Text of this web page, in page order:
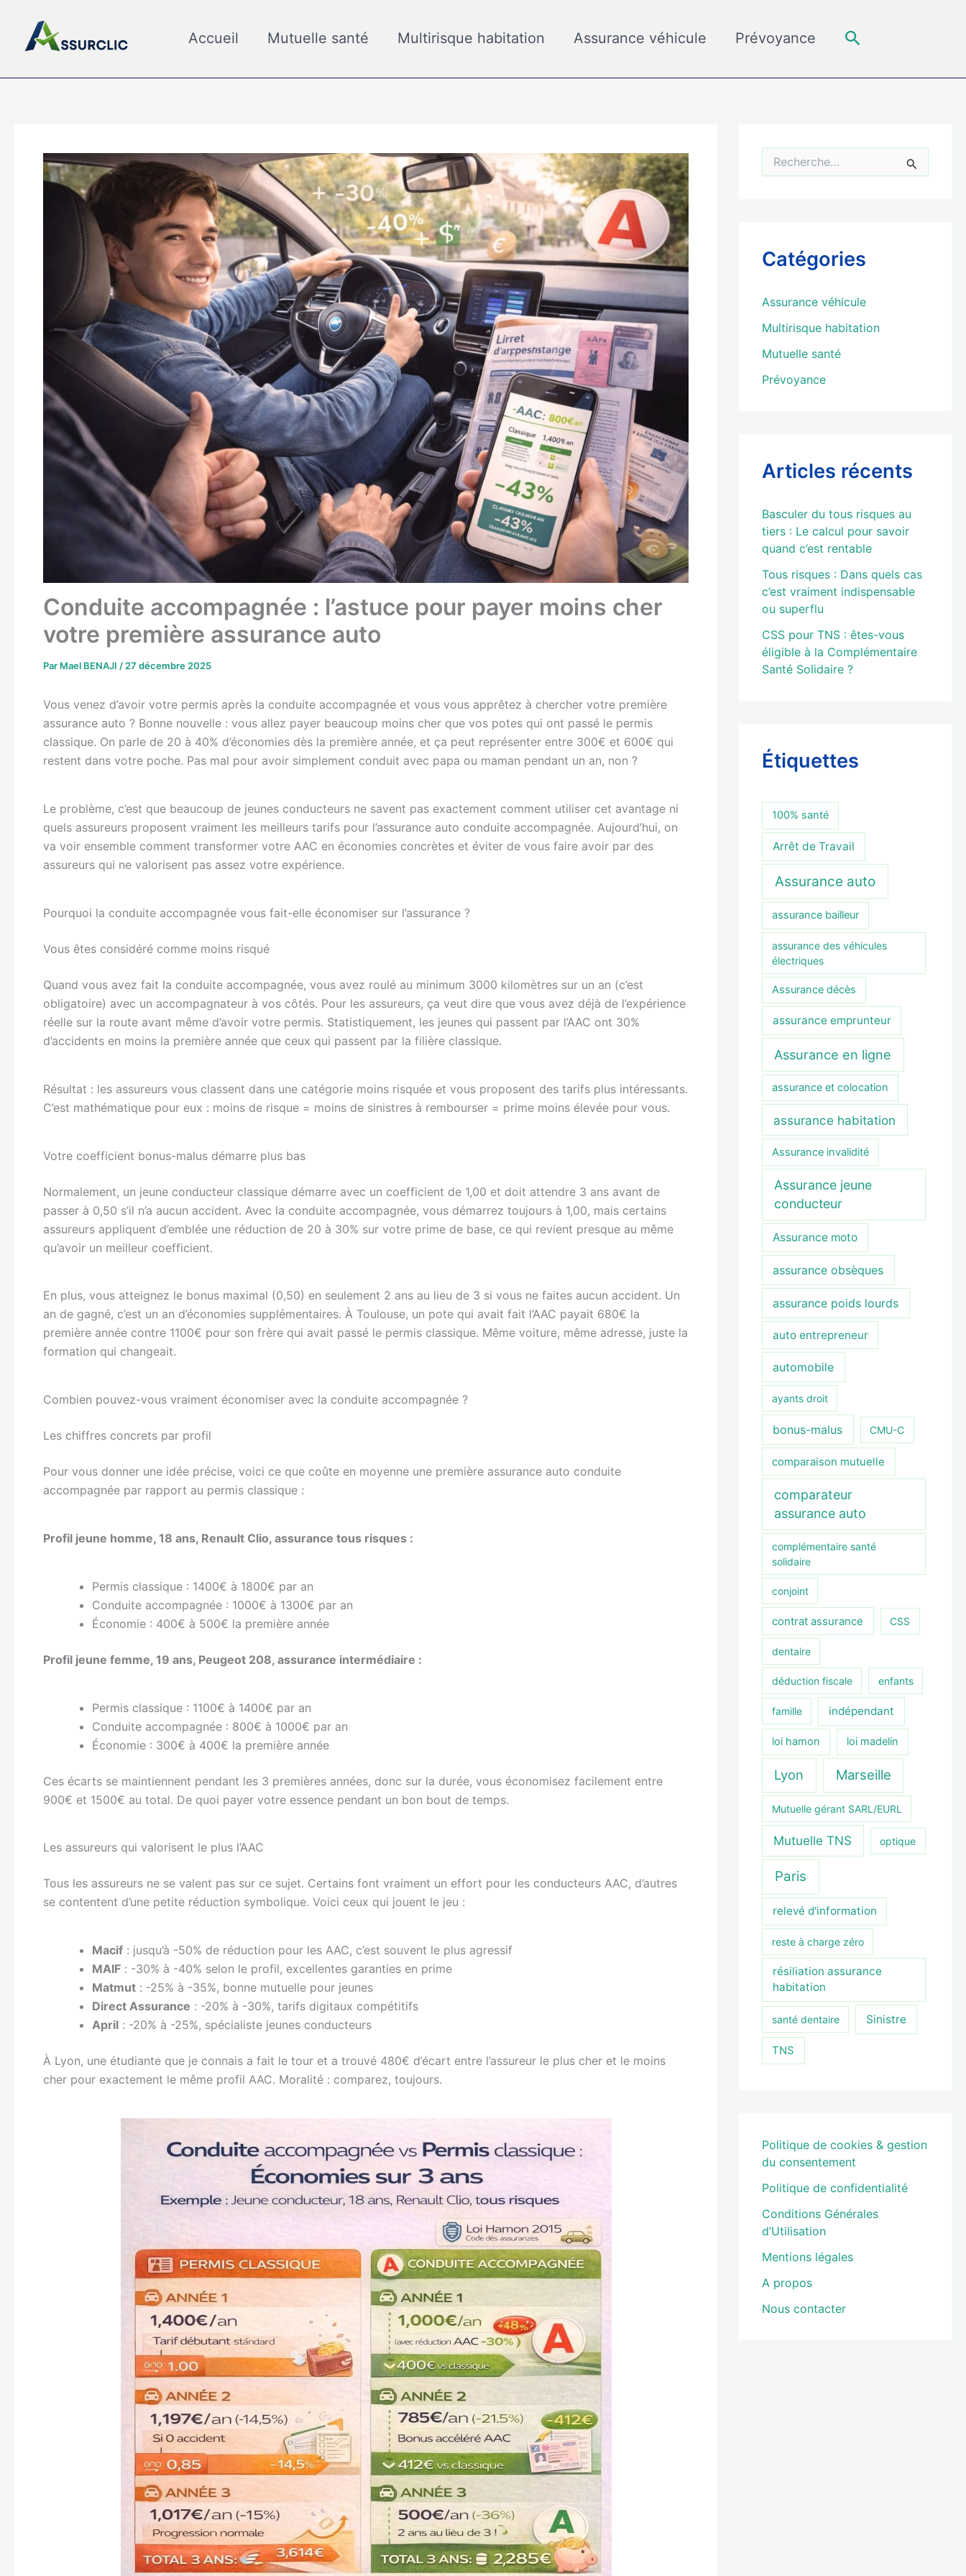
contenu
Accueil Mutuelle santé Multirisque habitation Assurance véhicule Prévoyance Rechercher
Conduite accompagnée : l’astuce pour payer moins cher
votre première assurance auto
Par Mael BENAJI /27 décembre 2025
Vous venez d’avoir votre permis après la conduite accompagnée et vous vous apprêtez à chercher votre première
assurance auto ? Bonne nouvelle : vous allez payer beaucoup moins cher que vos potes qui ont passé le permis
classique. On parle de 20 à 40% d’économies dès la première année, et ça peut représenter entre 300€ et 600€ qui
restent dans votre poche. Pas mal pour avoir simplement conduit avec papa ou maman pendant un an, non ?
Le problème, c’est que beaucoup de jeunes conducteurs ne savent pas exactement comment utiliser cet avantage ni
quels assureurs proposent vraiment les meilleurs tarifs pour l’assurance auto conduite accompagnée. Aujourd’hui, on
va voir ensemble comment transformer votre AAC en économies concrètes et éviter de vous faire avoir par des
assureurs qui ne valorisent pas assez votre expérience.
Pourquoi la conduite accompagnée vous fait-elle économiser sur l’assurance ?
Vous êtes considéré comme moins risqué
Quand vous avez fait la conduite accompagnée, vous avez roulé au minimum 3000 kilomètres sur un an (c’est
obligatoire) avec un accompagnateur à vos côtés. Pour les assureurs, ça veut dire que vous avez déjà de l’expérience
réelle sur la route avant même d’avoir votre permis. Statistiquement, les jeunes qui passent par l’AAC ont 30%
d’accidents en moins la première année que ceux qui passent par la filière classique.
Résultat : les assureurs vous classent dans une catégorie moins risquée et vous proposent des tarifs plus intéressants.
C’est mathématique pour eux : moins de risque = moins de sinistres à rembourser = prime moins élevée pour vous.
Votre coefficient bonus-malus démarre plus bas
Normalement, un jeune conducteur classique démarre avec un coefficient de 1,00 et doit attendre 3 ans avant de
passer à 0,50 s’il n’a aucun accident. Avec la conduite accompagnée, vous démarrez toujours à 1,00, mais certains
assureurs appliquent d’emblée une réduction de 20 à 30% sur votre prime de base, ce qui revient presque au même
qu’avoir un meilleur coefficient.
En plus, vous atteignez le bonus maximal (0,50) en seulement 2 ans au lieu de 3 si vous ne faites aucun accident. Un
an de gagné, c’est un an d’économies supplémentaires. À Toulouse, un pote qui avait fait l’AAC payait 680€ la
première année contre 1100€ pour son frère qui avait passé le permis classique. Même voiture, même adresse, juste la
formation qui changeait.
Combien pouvez-vous vraiment économiser avec la conduite accompagnée ?
Les chiffres concrets par profil
Pour vous donner une idée précise, voici ce que coûte en moyenne une première assurance auto conduite
accompagnée par rapport au permis classique :
Profil jeune homme, 18 ans, Renault Clio, assurance tous risques :
Permis classique : 1400€ à 1800€ par an
Conduite accompagnée : 1000€ à 1300€ par an
Économie : 400€ à 500€ la première année
Profil jeune femme, 19 ans, Peugeot 208, assurance intermédiaire :
Permis classique : 1100€ à 1400€ par an
Conduite accompagnée : 800€ à 1000€ par an
Économie : 300€ à 400€ la première année
Ces écarts se maintiennent pendant les 3 premières années, donc sur la durée, vous économisez facilement entre
900€ et 1500€ au total. De quoi payer votre essence pendant un bon bout de temps.
Les assureurs qui valorisent le plus l’AAC
Tous les assureurs ne se valent pas sur ce sujet. Certains font vraiment un effort pour les conducteurs AAC, d’autres
se contentent d’une petite réduction symbolique. Voici ceux qui jouent le jeu :
Macif : jusqu’à -50% de réduction pour les AAC, c’est souvent le plus agressif
MAIF : -30% à -40% selon le profil, excellentes garanties en prime
Matmut : -25% à -35%, bonne mutuelle pour jeunes
Direct Assurance : -20% à -30%, tarifs digitaux compétitifs
April : -20% à -25%, spécialiste jeunes conducteurs
À Lyon, une étudiante que je connais a fait le tour et a trouvé 480€ d’écart entre l’assureur le plus cher et le moins
cher pour exactement le même profil AAC. Moralité : comparez, toujours.
e
h
Catégories
Assurance véhicule
Multirisque habitation
Mutuelle santé
Prévoyance
Articles récents
Basculer du tous risques au
tiers : Le calcul pour savoir
quand c’est rentable
Tous risques : Dans quels cas
c’est vraiment indispensable
ou superflu
CSS pour TNS : êtes-vous
éligible à la Complémentaire
Santé Solidaire ?
Étiquettes
100% santé
Arrêt de Travail
Assurance auto
assurance bailleur
assurance des véhicules
électriques
Assurance décès
assurance emprunteur
Assurance en ligne
assurance et colocation
assurance habitation
Assurance invalidité
Assurance jeune
conducteur
Assurance moto
assurance obsèques
assurance poids lourds
auto entrepreneur
automobile
ayants droit
bonus-malus CMU-C
comparaison mutuelle
comparateur
assurance auto
complémentaire santé
solidaire
conjoint
contrat assurance CSS
dentaire
déduction fiscale enfants
famille indépendant
loi hamon loi madelin
Lyon Marseille
Mutuelle gérant SARL/EURL
Mutuelle TNS optique
Paris
relevé d'information
reste à charge zéro
résiliation assurance
habitation
santé dentaire Sinistre
TNS
Politique de cookies & gestion
du consentement
Politique de confidentialité
Conditions Générales
d’Utilisation
Mentions légales
A propos
Nous contacter